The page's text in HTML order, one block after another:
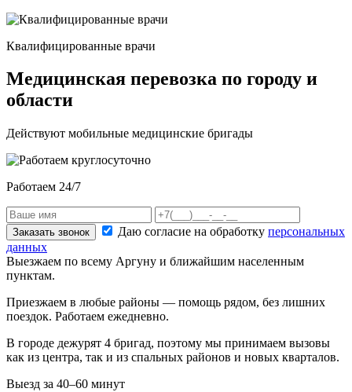
Квалифицированные врачи
Медицинская перевозка по городу и
области
Действуют мобильные медицинские бригады
Работаем 24/7
Заказать звонок Даю согласие на обработку персональных
данных
Выезжаем по всему Аргуну и ближайшим населенным
пунктам.
Приезжаем в любые районы — помощь рядом, без лишних
поездок. Работаем ежедневно.
В городе дежурят 4 бригад, поэтому мы принимаем вызовы
как из центра, так и из спальных районов и новых кварталов.
Выезд за 40–60 минут